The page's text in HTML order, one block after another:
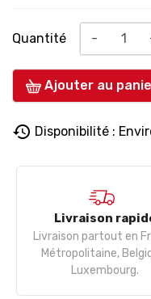
Quantité -
Ajouter au
history Disponibilité :
Livraison
Livraison partout en
Métropolitaine,
Luxembourg.